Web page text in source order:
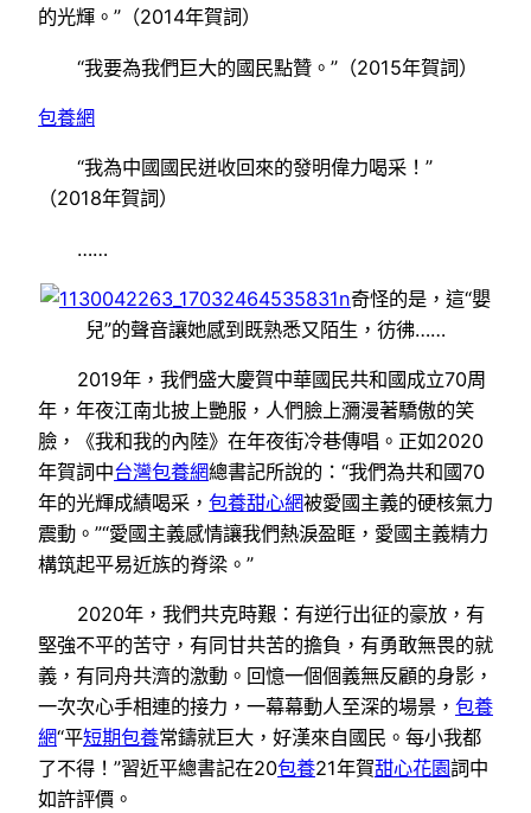
的光輝。”（2014年賀詞）
“我要為我們巨大的國民點贊。”（2015年賀詞）
包養網
“我為中國國民迸收回來的發明偉力喝采！”
（2018年賀詞）
……
奇怪的是，這“嬰
兒”的聲音讓她感到既熟悉又陌生，彷彿……
2019年，我們盛大慶賀中華國民共和國成立70周
年，年夜江南北披上艷服，人們臉上瀰漫著驕傲的笑
臉，《我和我的內陸》在年夜街冷巷傳唱。正如2020
年賀詞中台灣包養網總書記所說的：“我們為共和國70
年的光輝成績喝采， 包養甜心網被愛國主義的硬核氣力
震動。”“愛國主義感情讓我們熱淚盈眶，愛國主義精力
構筑起平易近族的脊梁。”
2020年，我們共克時艱：有逆行出征的豪放，有
堅強不平的苦守，有同甘共苦的擔負，有勇敢無畏的就
義，有同舟共濟的激動。回憶一個個義無反顧的身影，
一次次心手相連的接力，一幕幕動人至深的場景， 包養
網“平短期包養常鑄就巨大，好漢來自國民。每小我都
了不得！”習近平總書記在20包養21年賀甜心花園詞中
如許評價。